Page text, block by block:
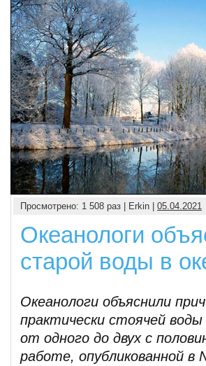
Глобальная война за воду: является
Глобальное изменение климата во многом влияет
последствиях нашей беззаботности.
Просмотрено: 1 508 раз | Erkin | 05.04.2021
Океанологи
старой воды в
Океанологи объяснили
практически стоячей
от одного до двух с
работе, опубликованной в